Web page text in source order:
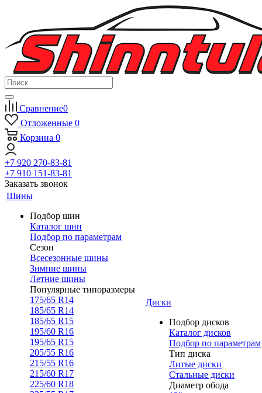
Сравнение0
Отложенные 0
Корзина 0
+7 920 270-83-81
+7 910 151-83-81
Заказать звонок
Шины
Подбор шин
Каталог шин
Подбор по параметрам
Сезон
Всесезонные шины
Зимние шины
Летние шины
Популярные типоразмеры
175/65 R14
185/65 R14
185/65 R15
195/60 R16
195/65 R15
205/55 R16
215/55 R16
215/60 R17
225/60 R18
Диски
Подбор дисков
Каталог дисков
Подбор по параметрам
Тип диска
Литые диски
Стальные диски
Диаметр обода